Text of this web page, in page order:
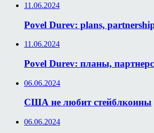
11.06.2024
Povel Durev: plans,
11.06.2024
Povel Durev: планы,
06.06.2024
США не любит стейблкоины
06.06.2024